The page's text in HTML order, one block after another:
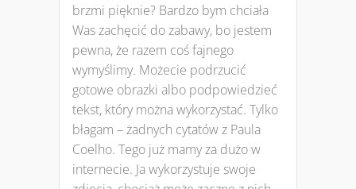
brzmi pięknie? Bardzo bym chciała
Was zachęcić do zabawy, bo jestem
pewna, że razem coś fajnego
wymyślimy. Możecie podrzucić
gotowe obrazki albo podpowiedzieć
tekst, który można wykorzystać. Tylko
błagam – żadnych cytatów z Paula
Coelho. Tego już mamy za dużo w
internecie. Ja wykorzystuje swoje